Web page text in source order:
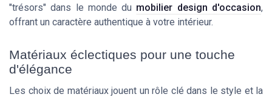
"trésors" dans le monde du mobilier design d'occasion,
offrant un caractère authentique à votre intérieur.
Matériaux éclectiques pour une touche
d'élégance
Les choix de matériaux jouent un rôle clé dans le style et la